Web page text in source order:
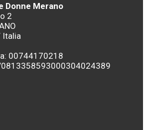
Donne Merano
2
Italia
00744170218